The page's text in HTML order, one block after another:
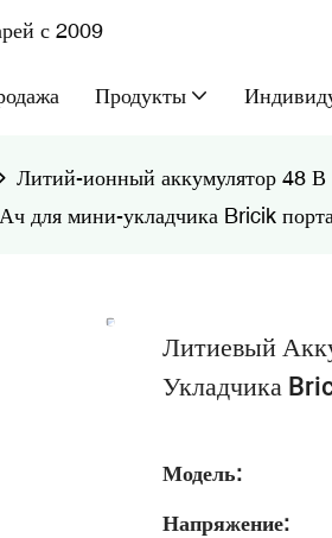
с 2009
Продукты
Литий-ионный аккумулятор 48 В
для мини-укладчика Bricik
Литиевый
Укладчика
Модель:
Напряжение: